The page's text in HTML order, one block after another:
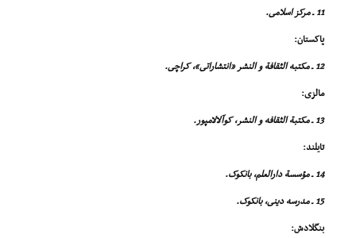
11 ـ مرکز اسلامى.
پاکستان:
12 ـ مکتبه الثقافة و النشر «انتشاراتى»، کراچى.
مالزى:
13 ـ مکتبة الثقافه و النشر، کوآلالامپور.
تایلند:
14 ـ مؤسسة دارالعلم، بانکوک.
15 ـ مدرسه دینى، بانکوک.
بنگلادش: